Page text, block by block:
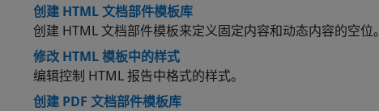
创建 HTML 文档部件模板库
创建 HTML 文档部件模板来定义固定内容和动态内容的空位。
修改 HTML 模板中的样式
编辑控制 HTML 报告中格式的样式。
创建 PDF 文档部件模板库